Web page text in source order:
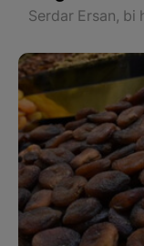
bidest xist